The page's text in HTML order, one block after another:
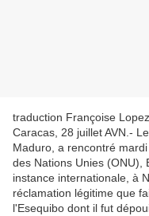
traduction Françoise Lopez
Caracas, 28 juillet AVN.-
Maduro, a rencontré
des Nations Unies (ONU),
instance internationale, à
réclamation légitime que
l'Esequibo dont il fut